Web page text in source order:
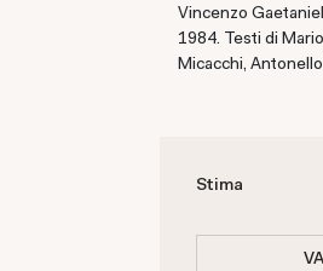
Vincenzo
1984. Testi di
Micacchi,
Stima